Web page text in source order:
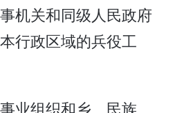
机关和同级人民政府
行政区域的兵役工
业组织和乡、民族